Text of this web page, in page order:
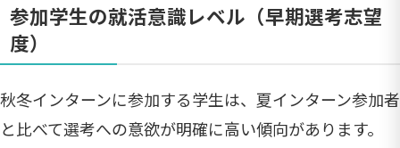
参加学生の就活意識レベル（早期選考志望
度）
秋冬インターンに参加する学生は、夏インターン参加者
と比べて選考への意欲が明確に高い傾向があります。